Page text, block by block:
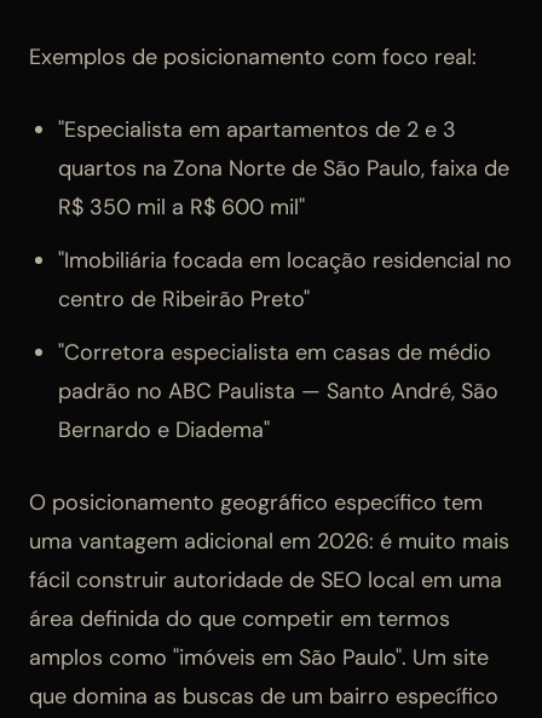
Exemplos de posicionamento com foco real:
"Especialista em apartamentos de 2 e 3
quartos na Zona Norte de São Paulo, faixa de
R$ 350 mil a R$ 600 mil"
"Imobiliária focada em locação residencial no
centro de Ribeirão Preto"
"Corretora especialista em casas de médio
padrão no ABC Paulista — Santo André, São
Bernardo e Diadema"
O posicionamento geográfico específico tem
uma vantagem adicional em 2026: é muito mais
fácil construir autoridade de SEO local em uma
área definida do que competir em termos
amplos como "imóveis em São Paulo". Um site
que domina as buscas de um bairro específico